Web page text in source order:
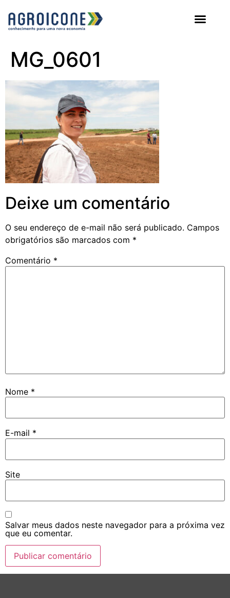
MG_0601
Deixe um comentário
O seu endereço de e-mail não será publicado. Campos
obrigatórios são marcados com *
Comentário *
Nome *
E-mail *
Site
Salvar meus dados neste navegador para a próxima vez
que eu comentar.